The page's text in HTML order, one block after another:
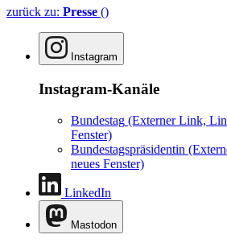
zurück zu: Presse ()
Instagram
Instagram-Kanäle
Bundestag (Externer Link,
Fenster)
Bundestagspräsidentin
neues Fenster)
LinkedIn
Mastodon